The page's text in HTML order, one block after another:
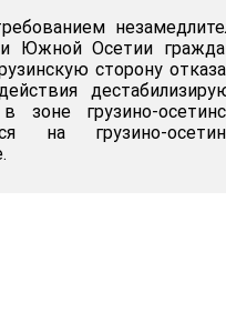
Южной Осетии
сторону
грузино-
на грузино-